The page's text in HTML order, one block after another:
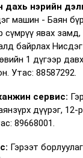
нэрийн
машин - Баян
сүмрүү явах
байрлах
1 дүгээр
Утас: 88587292.
сервис:
дүүрэг, 12-
89668001.
Гэрээт